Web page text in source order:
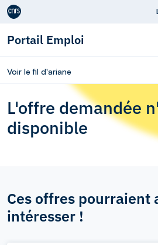
Aller au contenu
Portail Emploi
Voir le fil d'ariane
L'offre demandée
disponible
Ces offres pourraient
intéresser !